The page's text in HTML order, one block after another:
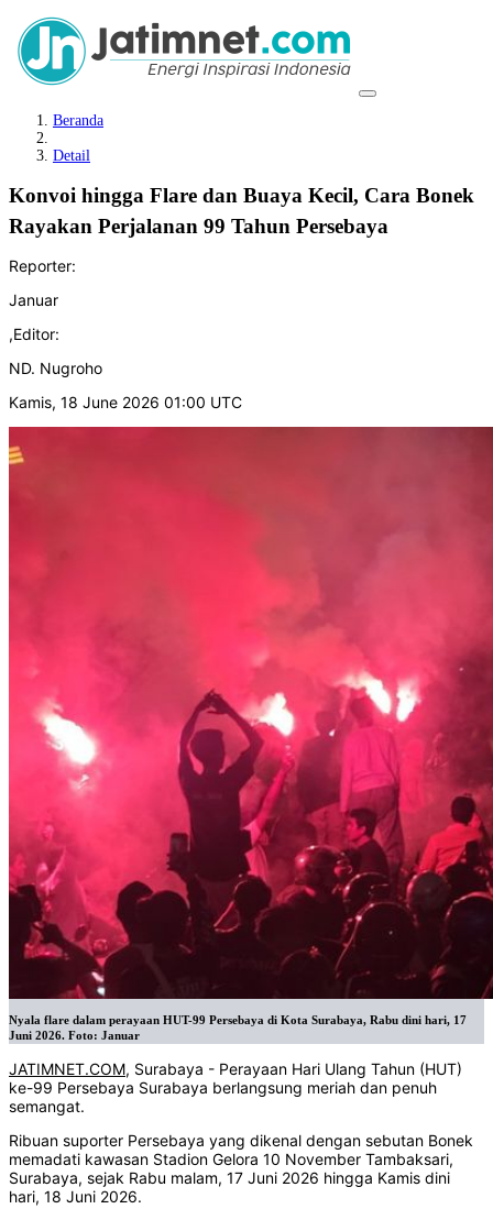
Beranda
Detail
Konvoi hingga Flare dan Buaya Kecil, Cara Bonek
Rayakan Perjalanan 99 Tahun Persebaya
Reporter:
Januar
,Editor:
ND. Nugroho
Kamis, 18 June 2026 01:00 UTC
Nyala flare dalam perayaan HUT-99 Persebaya di Kota Surabaya, Rabu dini hari, 17
Juni 2026. Foto: Januar
JATIMNET.COM, Surabaya - Perayaan Hari Ulang Tahun (HUT)
ke-99 Persebaya Surabaya berlangsung meriah dan penuh
semangat.
Ribuan suporter Persebaya yang dikenal dengan sebutan Bonek
memadati kawasan Stadion Gelora 10 November Tambaksari,
Surabaya, sejak Rabu malam, 17 Juni 2026 hingga Kamis dini
hari, 18 Juni 2026.